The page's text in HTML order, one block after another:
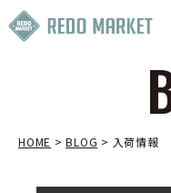
HOME >BLOG > 入荷情報